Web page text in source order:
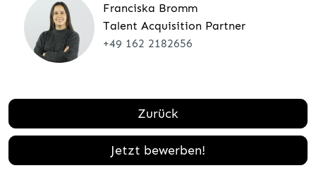
Franciska Bromm
Talent Acquisition Partner
+49 162 2182656
Zurück
Jetzt bewerben!